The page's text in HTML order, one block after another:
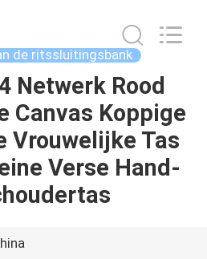
de ritssluitingsbank
Netwerk Rood
Canvas Koppige
Vrouwelijke Tas
Verse Hand-